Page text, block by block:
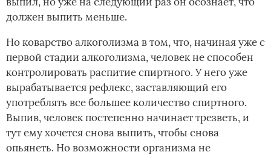
должен выпить меньше.­
Но коварство алкоголизма в том, что, начиная уже с
первой стадии алкоголизма, человек не способен
контролировать распитие спиртного. У него уже
вырабатывается рефлекс, заставляющий его
употреблять все большее количество спиртного.
Выпив, человек постепенно начинает трезветь, и
тут ему хочется снова выпить, чтобы снова
опьянеть. Но возможности организма не